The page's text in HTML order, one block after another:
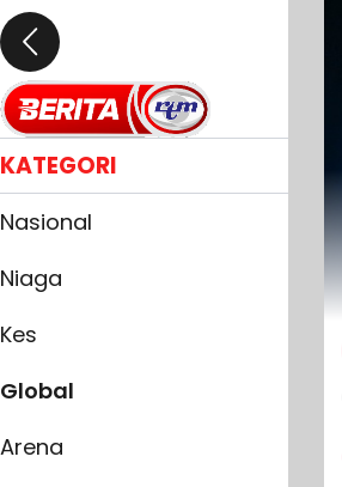
KATEGORI
Nasional
Niaga
Kes
Global
Arena